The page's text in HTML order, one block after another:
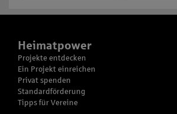
Heimatpower
Projekte entdecken
Ein Projekt einreichen
Privat spenden
Standardförderung
Tipps für Vereine